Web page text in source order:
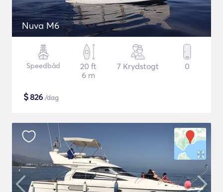
Nuva M6
Speedbåd
20 ft
6 m
7 Krydstogt 0
$826 /dag